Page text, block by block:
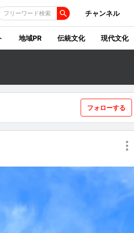
フリーワード検索 チャンネル
地域PR 伝統文化 現代文化
フォローする